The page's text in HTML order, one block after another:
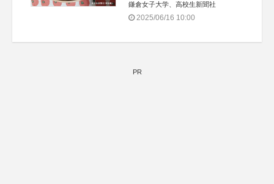
鎌倉女子大学、高校生新聞社
2025/06/16 10:00
PR